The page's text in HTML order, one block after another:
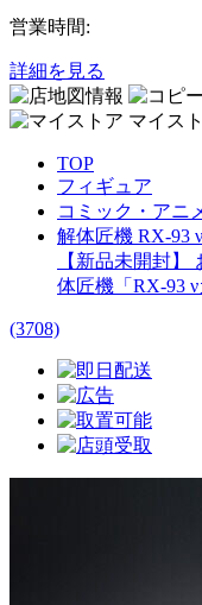
営業時間:
詳細を見る
マイス
TOP
フィギュア
コミック・アニ
解体匠機 RX-93
【新品未開封
体匠機「RX-93
(3708)